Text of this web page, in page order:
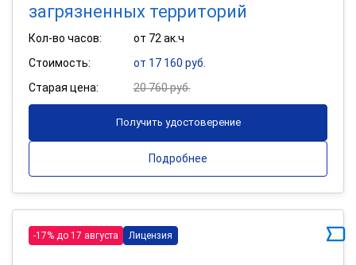
загрязненных территорий
Кол-во часов:
от 72 ак.ч
Стоимость:
от 17 160 руб.
Старая цена:
20 760 руб.
Получить удостоверение
Подробнее
-17% до 17 августа Лицензия